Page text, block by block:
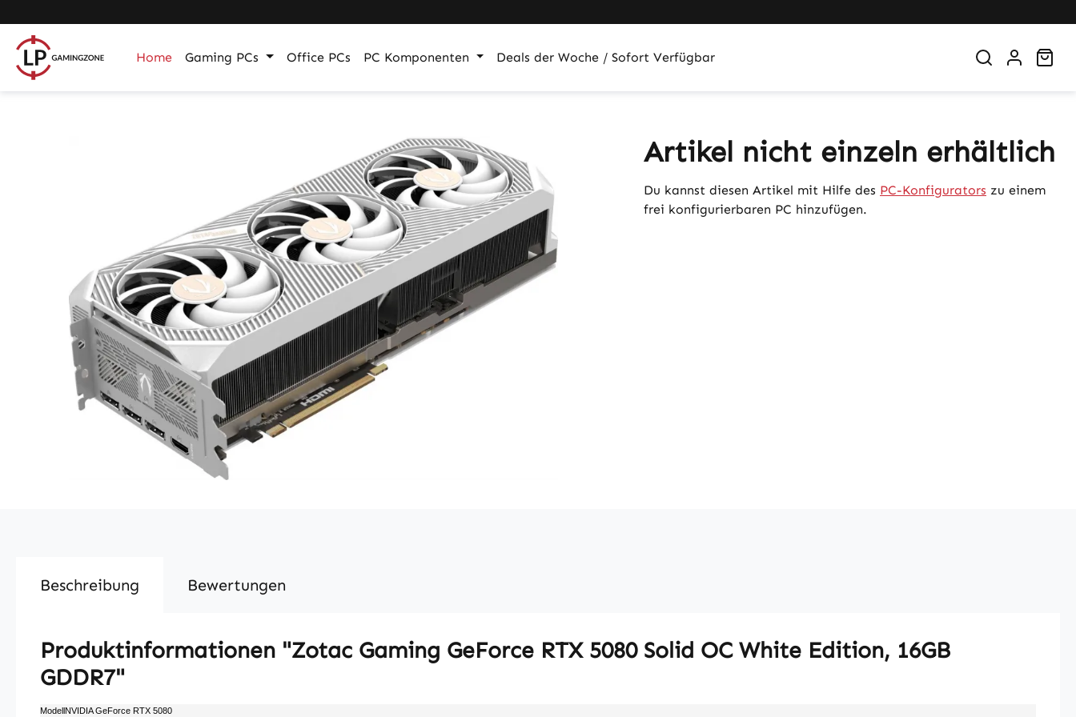
Home Gaming PCs Office PCs PC Komponenten Deals der Woche / Sofort Verfügbar
Artikel nicht einzeln erhältlich
Du kannst diesen Artikel mit Hilfe des PC-Konfigurators zu einem
frei konfigurierbaren PC hinzufügen.
Beschreibung Bewertungen
Produktinformationen "Zotac Gaming GeForce RTX 5080 Solid OC White Edition, 16GB
GDDR7"
ModellNVIDIA GeForce RTX 5080